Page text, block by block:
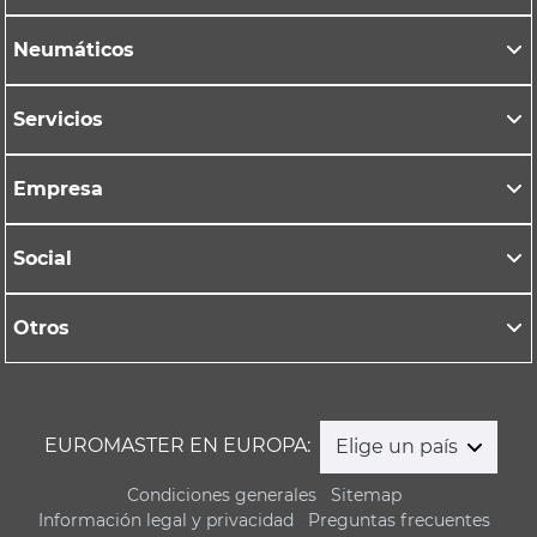
Neumáticos
Servicios
Empresa
Social
Otros
EUROMASTER EN EUROPA: Elige un país
Condiciones generales
Sitemap
Información legal y privacidad
Preguntas frecuentes